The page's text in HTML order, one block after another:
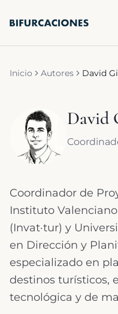
Inicio Autores David
David
Coordinador de
Instituto
(Invat·tur) y
en Dirección y
especializado en
destinos turísticos,
tecnológica y de